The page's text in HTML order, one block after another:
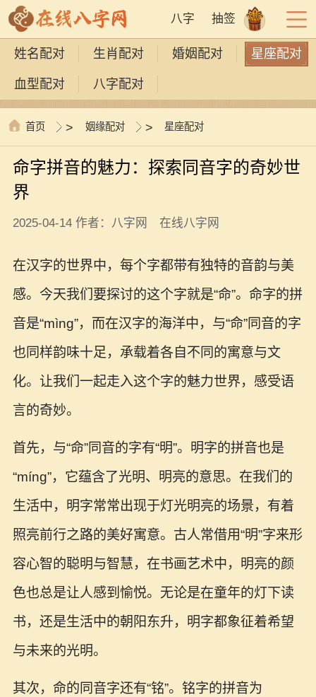
八字 抽签
姓名配对 生肖配对 婚姻配对 星座配对
血型配对 八字配对
首页 > 姻缘配对 > 星座配对
命字拼音的魅力：探索同音字的奇妙世
界
2025-04-14 作者：八字网 在线八字网
在汉字的世界中，每个字都带有独特的音韵与美
感。今天我们要探讨的这个字就是“命”。命字的拼
音是“mìng”，而在汉字的海洋中，与“命”同音的字
也同样韵味十足，承载着各自不同的寓意与文
化。让我们一起走入这个字的魅力世界，感受语
言的奇妙。
首先，与“命”同音的字有“明”。明字的拼音也是
“míng”，它蕴含了光明、明亮的意思。在我们的
生活中，明字常常出现于灯光明亮的场景，有着
照亮前行之路的美好寓意。古人常借用“明”字来形
容心智的聪明与智慧，在书画艺术中，明亮的颜
色也总是让人感到愉悦。无论是在童年的灯下读
书，还是生活中的朝阳东升，明字都象征着希望
与未来的光明。
其次，命的同音字还有“铭”。铭字的拼音为